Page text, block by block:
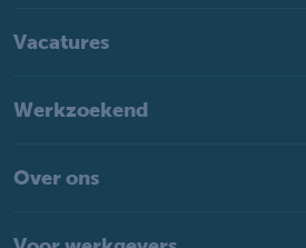
Vacatures
Werkzoekend
Over ons